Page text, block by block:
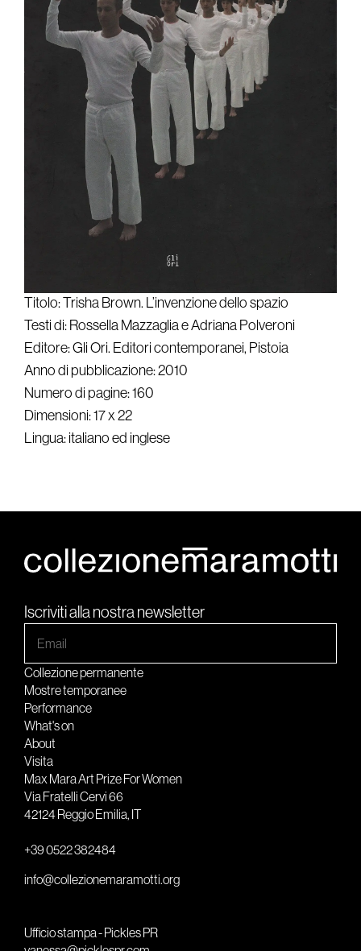
Titolo: Trisha Brown. L’invenzione dello spazio
Testi di: Rossella Mazzaglia e Adriana Polveroni
Editore: Gli Ori. Editori contemporanei, Pistoia
Anno di pubblicazione: 2010
Numero di pagine: 160
Dimensioni: 17 x 22
Lingua: italiano ed inglese
Iscriviti alla nostra newsletter
Collezione permanente
Mostre temporanee
Performance
What's on
About
Visita
Max Mara Art Prize For Women
Via Fratelli Cervi 66
42124 Reggio Emilia, IT
+39 0522 382484
info@collezionemaramotti.org
Ufficio stampa - Pickles PR